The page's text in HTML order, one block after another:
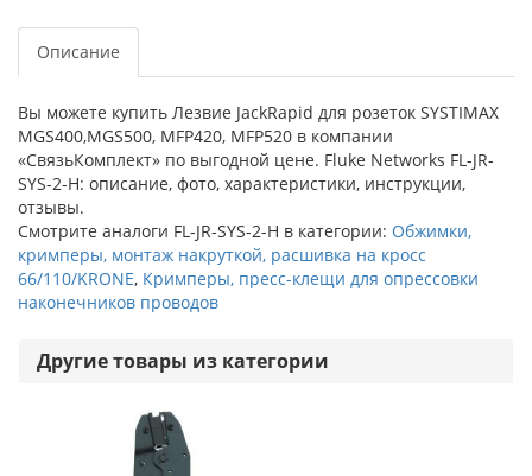
Описание
Вы можете купить Лезвие JackRapid для розеток SYSTIMAX
MGS400,MGS500, MFP420, MFP520 в компании
«СвязьКомплект» по выгодной цене. Fluke Networks FL-JR-
SYS-2-H: описание, фото, характеристики, инструкции,
отзывы.
Смотрите аналоги FL-JR-SYS-2-H в категории: Обжимки,
кримперы, монтаж накруткой, расшивка на кросс
66/110/KRONE, Кримперы, пресс-клещи для опрессовки
наконечников проводов
Другие товары из категории